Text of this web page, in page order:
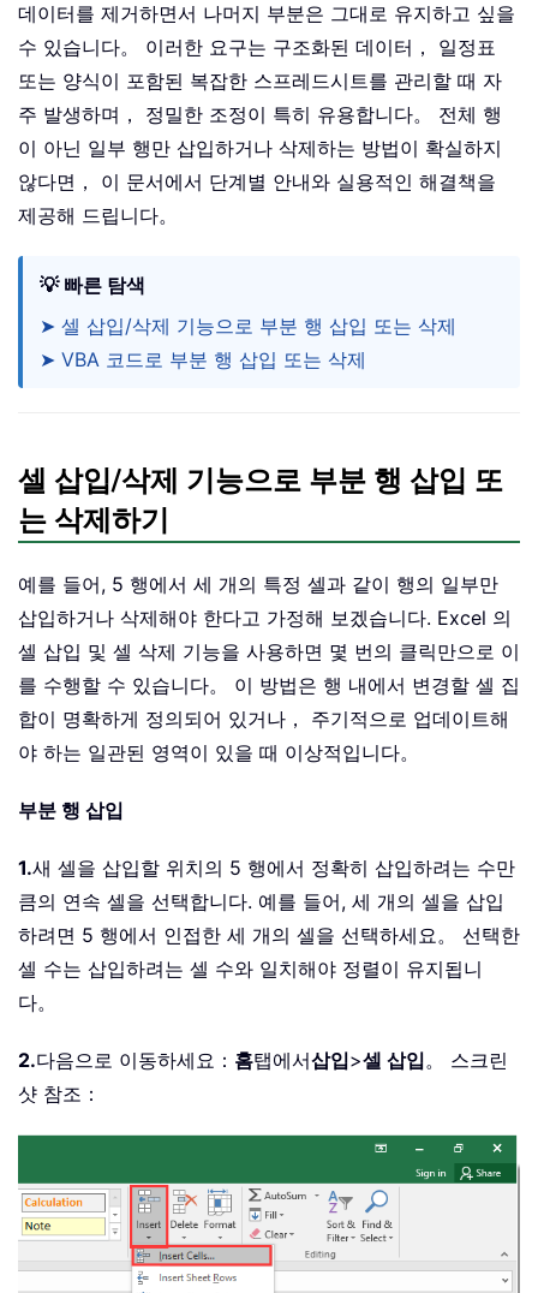
데이터를 제거하면서 나머지 부분은 그대로 유지하고 싶을
수 있습니다。 이러한 요구는 구조화된 데이터， 일정표
또는 양식이 포함된 복잡한 스프레드시트를 관리할 때 자
주 발생하며， 정밀한 조정이 특히 유용합니다。 전체 행
이 아닌 일부 행만 삽입하거나 삭제하는 방법이 확실하지
않다면， 이 문서에서 단계별 안내와 실용적인 해결책을
제공해 드립니다。
💡 빠른 탐색
➤ 셀 삽입/삭제 기능으로 부분 행 삽입 또는 삭제
➤ VBA 코드로 부분 행 삽입 또는 삭제
셀 삽입/삭제 기능으로 부분 행 삽입 또
는 삭제하기
예를 들어, 5 행에서 세 개의 특정 셀과 같이 행의 일부만
삽입하거나 삭제해야 한다고 가정해 보겠습니다. Excel 의
셀 삽입 및 셀 삭제 기능을 사용하면 몇 번의 클릭만으로 이
를 수행할 수 있습니다。 이 방법은 행 내에서 변경할 셀 집
합이 명확하게 정의되어 있거나， 주기적으로 업데이트해
야 하는 일관된 영역이 있을 때 이상적입니다。
부분 행 삽입
1.새 셀을 삽입할 위치의 5 행에서 정확히 삽입하려는 수만
큼의 연속 셀을 선택합니다. 예를 들어, 세 개의 셀을 삽입
하려면 5 행에서 인접한 세 개의 셀을 선택하세요。 선택한
셀 수는 삽입하려는 셀 수와 일치해야 정렬이 유지됩니
다。
2.다음으로 이동하세요： 홈탭에서삽입>셀 삽입。 스크린
샷 참조：